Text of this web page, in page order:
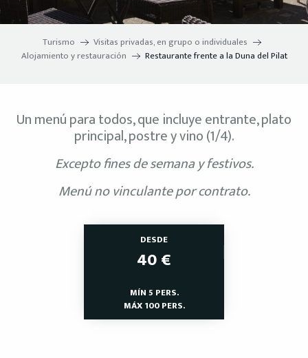
Turismo
Visitas privadas, en grupo o individuales
Alojamiento y restauración
Restaurante frente a la Duna del Pilat
Un menú para todos, que incluye entrante, plato
principal, postre y vino (1/4).
Excepto fines de semana y festivos.
Menú no vinculante por contrato.
DESDE
40€
MÍN 5 PERS.
MÁX 100 PERS.